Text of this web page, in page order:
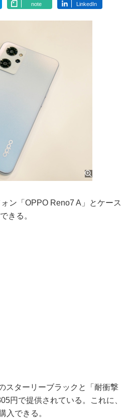
note LinkedIn
ン「OPPO Reno7 A」とケース
きる。
スターリーブラックと「耐衝撃
円で提供されている。これに、
入できる。